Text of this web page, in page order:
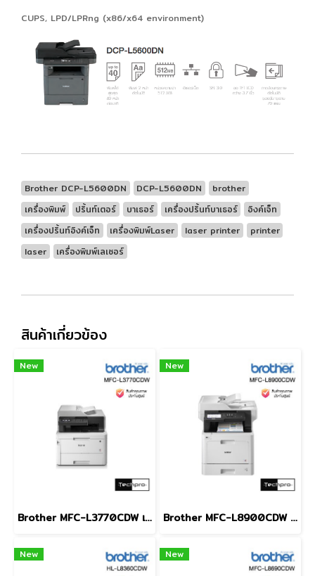
CUPS, LPD/LPRng (x86/x64 environment)
Brother DCP-L5600DN DCP-L5600DN
brother
เครื่องพิมพ์
ปริ้นท์เตอร์ บาเธอร์ เครื่องปริ้นท์บาเธอร์
อิงค์เจ็ท
เครื่องปริ้นท์อิงค์เจ็ท
เครื่องพิมพ์Laser laser printer
printer
laser
เครื่องพิมพ์เลเซอร์
สินค้าเกี่ยวข้อง
New
Brother MFC-L3770CDW เครื่องพิมพ์สี LED และมัลติฟังก์ชัน
New
Brother MFC-L8900CDW เครื่องพิมพ์เลเซอร์สี และมัลติฟังก์ชัน
New New